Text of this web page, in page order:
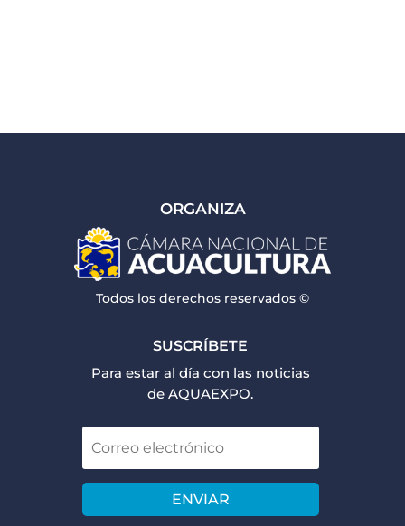
ORGANIZA
Todos los derechos reservados ©
SUSCRÍBETE
Para estar al día con las noticias
de AQUAEXPO.
ENVIAR